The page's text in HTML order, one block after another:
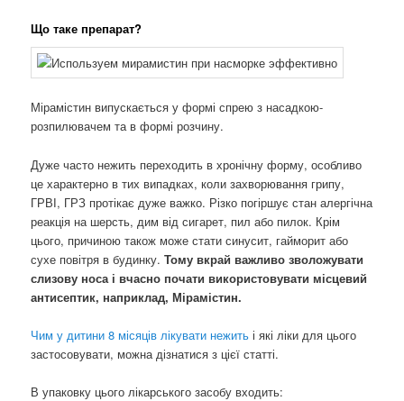
Що таке препарат?
Мірамістин випускається у формі спрею з насадкою-
розпилювачем та в формі розчину.
Дуже часто нежить переходить в хронічну форму, особливо
це характерно в тих випадках, коли захворювання грипу,
ГРВІ, ГРЗ протікає дуже важко. Різко погіршує стан алергічна
реакція на шерсть, дим від сигарет, пил або пилок. Крім
цього, причиною також може стати синусит, гайморит або
сухе повітря в будинку.Тому вкрай важливо зволожувати
слизову носа і вчасно почати використовувати місцевий
антисептик, наприклад, Мірамістин.
Чим у дитини 8 місяців лікувати нежитьі які ліки для цього
застосовувати, можна дізнатися з цієї статті.
В упаковку цього лікарського засобу входить: